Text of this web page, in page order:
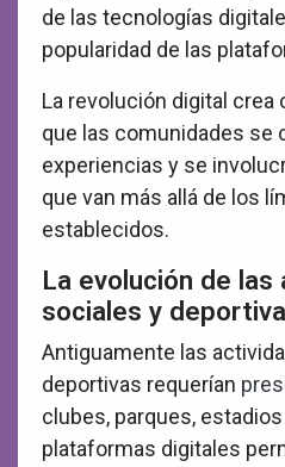
de las tecnologías
popularidad de las
La revolución digital crea
que las comunidades se
experiencias y se
que van más allá de los
establecidos.
La evolución de las
sociales y
Antiguamente las
deportivas requerían
clubes, parques,
plataformas digitales